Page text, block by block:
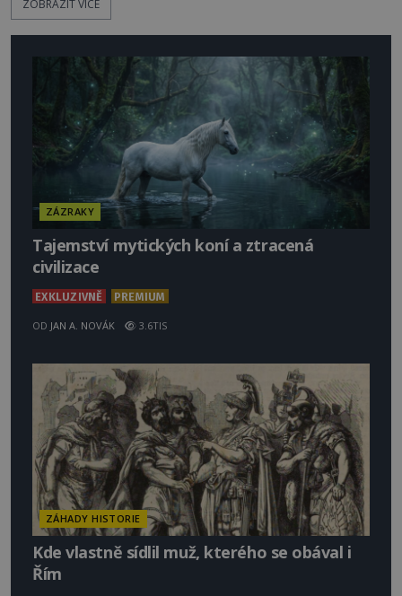
civilizace mohl být ovlivněn návštěvníky z kosmu.
otázky, inspirovaly miliony lidí po celém světě.
[caption id="attachment
ZOBRAZIT VÍCE
ZÁZRAKY
Tajemství mytických koní a ztracená
civilizace
EXKLUZIVNĚ PREMIUM
OD JAN A. NOVÁK 3.6TIS
ZÁHADY HISTORIE
Kde vlastně sídlil muž, kterého se obával i
Řím